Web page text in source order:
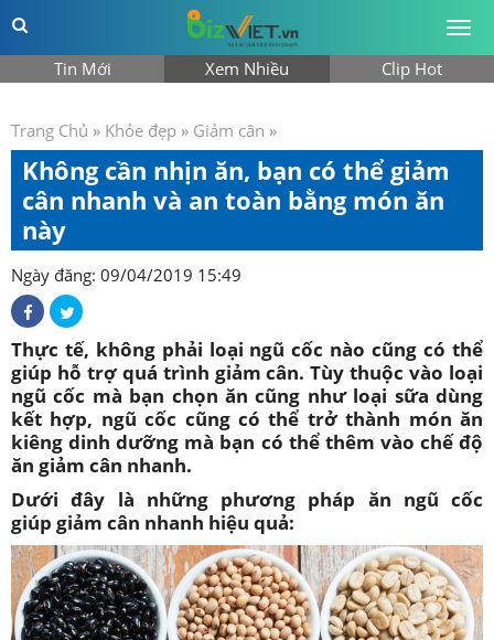
Tin Mới Xem Nhiều Clip Hot
Trang Chủ » Khỏe đẹp » Giảm cân »
Không cần nhịn ăn, bạn có thể giảm
cân nhanh và an toàn bằng món ăn
này
Ngày đăng: 09/04/2019 15:49
Thực tế, không phải loại ngũ cốc nào cũng có thể
giúp hỗ trợ quá trình giảm cân. Tùy thuộc vào loại
ngũ cốc mà bạn chọn ăn cũng như loại sữa dùng
kết hợp, ngũ cốc cũng có thể trở thành món ăn
kiêng dinh dưỡng mà bạn có thể thêm vào chế độ
ăn giảm cân nhanh.
Dưới đây là những phương pháp ăn ngũ cốc
giúp giảm cân nhanh hiệu quả: